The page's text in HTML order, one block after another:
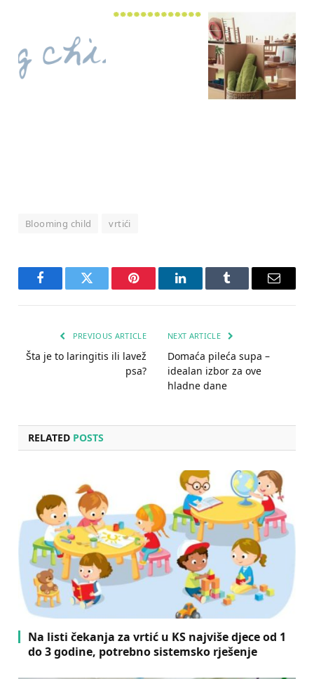
Blooming child vrtići
FacebookTwitter Pinterest LinkedInTumblr Email
PREVIOUS ARTICLE
Šta je to laringitis ili lavež
psa?
NEXT ARTICLE
Domaća pileća supa –
idealan izbor za ove
hladne dane
RELATED POSTS
Na listi čekanja za vrtić u KS najviše djece od 1
do 3 godine, potrebno sistemsko rješenje